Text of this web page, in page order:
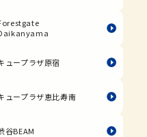
ュープラザ原宿
ュープラザ恵比寿南
谷BEAM